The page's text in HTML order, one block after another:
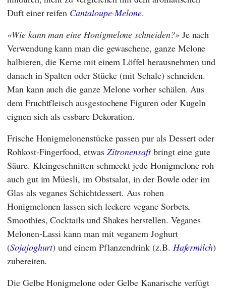
Duft einer reifen Cantaloupe-Melone.
Wie kann man eine Honigmelone schneiden? Je nach
Verwendung kann man die gewaschene, ganze Melone
halbieren, die Kerne mit einem Löffel herausnehmen und
danach in Spalten oder Stücke (mit Schale) schneiden.
Man kann auch die ganze Melone vorher schälen. Aus
dem Fruchtfleisch ausgestochene Figuren oder Kugeln
eignen sich als essbare Dekoration.
Frische Honigmelonenstücke passen pur als Dessert oder
Rohkost-Fingerfood, etwas Zitronensaftbringt eine gute
Säure. Kleingeschnitten schmeckt jede Honigmelone roh
auch gut im Müesli, im Obstsalat, in der Bowle oder im
Glas als veganes Schichtdessert. Aus rohen
Honigmelonen lassen sich leckere vegane Sorbets,
Smoothies, Cocktails und Shakes herstellen. Veganes
Melonen-Lassi kann man mit veganem Joghurt
(Sojajoghurt) und einem Pflanzendrink (z.B. Hafermilch)
zubereiten.
Die Gelbe Honigmelone oder Gelbe Kanarische verfügt